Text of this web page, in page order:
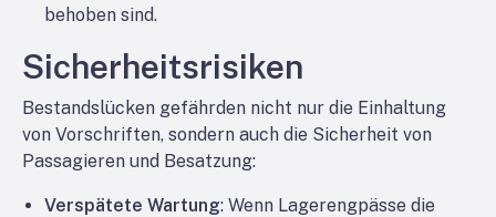
behoben sind.
Sicherheitsrisiken
Bestandslücken gefährden nicht nur die Einhaltung
von Vorschriften, sondern auch die Sicherheit von
Passagieren und Besatzung:
Verspätete Wartung: Wenn Lagerengpässe die